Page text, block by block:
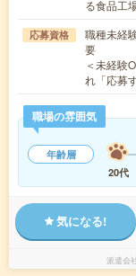
る食品工
応募資格
職種未経
要
＜未経験
れ「応募
職場の雰囲気
年齢層
20代
気になる!
派遣会社